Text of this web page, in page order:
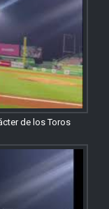
de los Toros